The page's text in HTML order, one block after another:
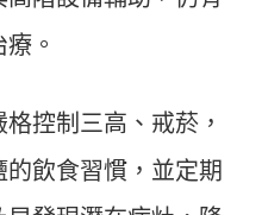
。
控制三高、戒菸，
飲食習慣，並定期